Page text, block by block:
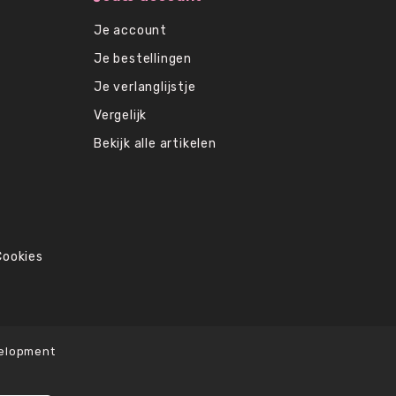
Je account
Je bestellingen
Je verlanglijstje
Vergelijk
Bekijk alle artikelen